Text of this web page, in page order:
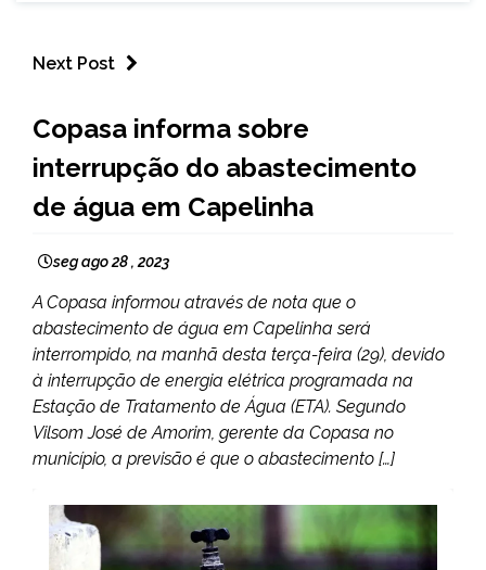
Next Post
NOTÍCIAS
Copasa informa sobre
interrupção do abastecimento
de água em Capelinha
seg ago 28 , 2023
A Copasa informou através de nota que o
abastecimento de água em Capelinha será
interrompido, na manhã desta terça-feira (29), devido
à interrupção de energia elétrica programada na
Estação de Tratamento de Água (ETA). Segundo
Vilsom José de Amorim, gerente da Copasa no
município, a previsão é que o abastecimento […]